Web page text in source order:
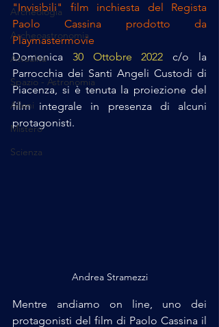
Archeologia
Archeoastronomia
Attualità
Spazio - Astronomia
Alieni
Mistero
Scienza
"Invisibili" film inchiesta del Regista
Paolo Cassina prodotto da
Playmastermovie
Domenica 30 Ottobre 2022
c/o la
Parrocchia dei Santi Angeli Custodi di
Piacenza, si è tenuta la proiezione del
film integrale in presenza di alcuni
protagonisti.
Andrea Stramezzi
Mentre andiamo on line, uno dei